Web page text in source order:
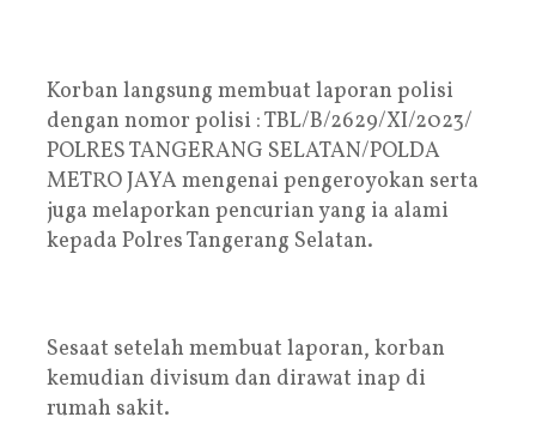
Korban langsung membuat laporan polisi
dengan nomor polisi : TBL/B/2629/XI/2023/
POLRES TANGERANG SELATAN/POLDA
METRO JAYA mengenai pengeroyokan serta
juga melaporkan pencurian yang ia alami
kepada Polres Tangerang Selatan.
Sesaat setelah membuat laporan, korban
kemudian divisum dan dirawat inap di
rumah sakit.